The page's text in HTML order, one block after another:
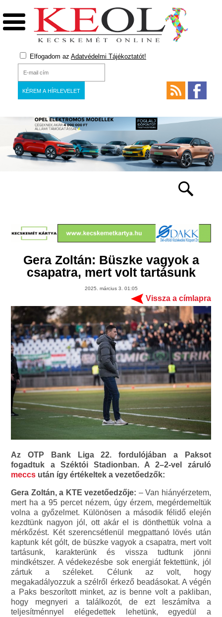
Elfogadom az Adatvédelmi Tájékoztatót!
Gera Zoltán: Büszke vagyok a
csapatra, mert volt tartásunk
2025. március 3. 01:05
Vissza a címlapra
Az OTP Bank Liga 22. fordulójában a Paksot
fogadtuk a Széktói Stadionban. A 2–2-vel záruló
meccs után így értékeltek a vezetőedzők:
Gera Zoltán, a KTE vezetőedzője: – Van hiányérzetem,
mert ha a 95 percet nézem, úgy érzem, megérdemeltük
volna a győzelmet. Különösen a második félidő elején
kezdtünk nagyon jól, ott akár el is dönthettük volna a
mérkőzést. Két szerencsétlenül megpattanó lövés után
kaptunk két gólt, de büszke vagyok a csapatra, mert volt
tartásunk, karakterünk és vissza tudtunk jönni
mindkétszer. A védekezésbe sok energiát fektettünk, jól
zártuk a széleket. Célunk az volt, hogy
megakadályozzuk a szélről érkező beadásokat. A végén
a Paks beszorított minket, az is benne volt a pakliban,
hogy megnyeri a találkozót, de ezt leszámítva a
teljesítménnyel elégedettek lehetünk, egyedül a